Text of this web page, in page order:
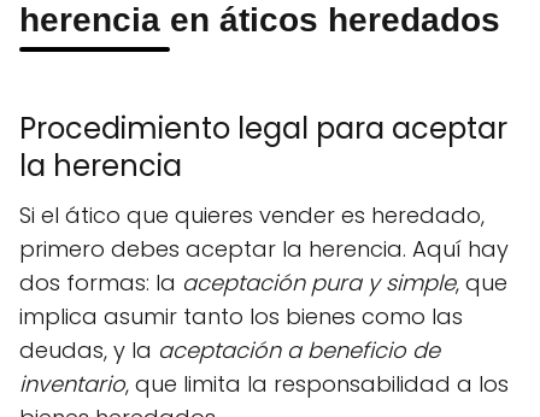
herencia en áticos heredados
Procedimiento legal para aceptar
la herencia
Si el ático que quieres vender es heredado,
primero debes aceptar la herencia. Aquí hay
dos formas: la aceptación pura y simple, que
implica asumir tanto los bienes como las
deudas, y la aceptación a beneficio de
inventario, que limita la responsabilidad a los